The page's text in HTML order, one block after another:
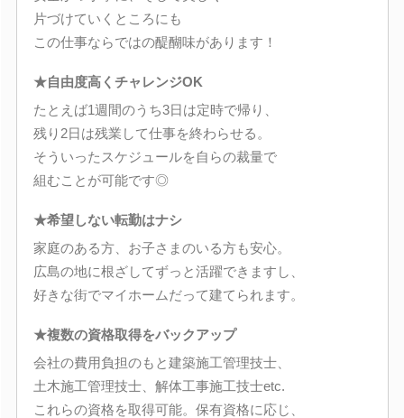
片づけていくところにも
この仕事ならではの醍醐味があります！
★自由度高くチャレンジOK
たとえば1週間のうち3日は定時で帰り、
残り2日は残業して仕事を終わらせる。
そういったスケジュールを自らの裁量で
組むことが可能です◎
★希望しない転勤はナシ
家庭のある方、お子さまのいる方も安心。
広島の地に根ざしてずっと活躍できますし、
好きな街でマイホームだって建てられます。
★複数の資格取得をバックアップ
会社の費用負担のもと建築施工管理技士、
土木施工管理技士、解体工事施工技士etc.
これらの資格を取得可能。保有資格に応じ、